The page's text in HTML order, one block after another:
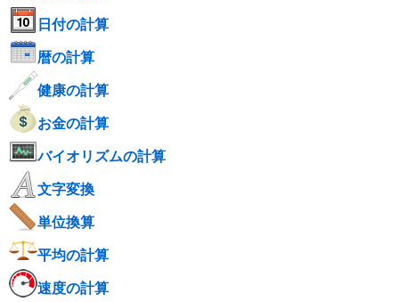
日付の計算
暦の計算
健康の計算
お金の計算
バイオリズムの計算
文字変換
単位換算
平均の計算
速度の計算